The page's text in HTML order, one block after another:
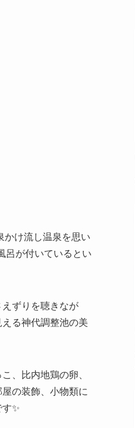
かけ流し温泉を思い
呂が付いているとい
ずりを聴きなが
る神代調整池の美
、比内地鶏の卵、
の装飾、小物類に
✨